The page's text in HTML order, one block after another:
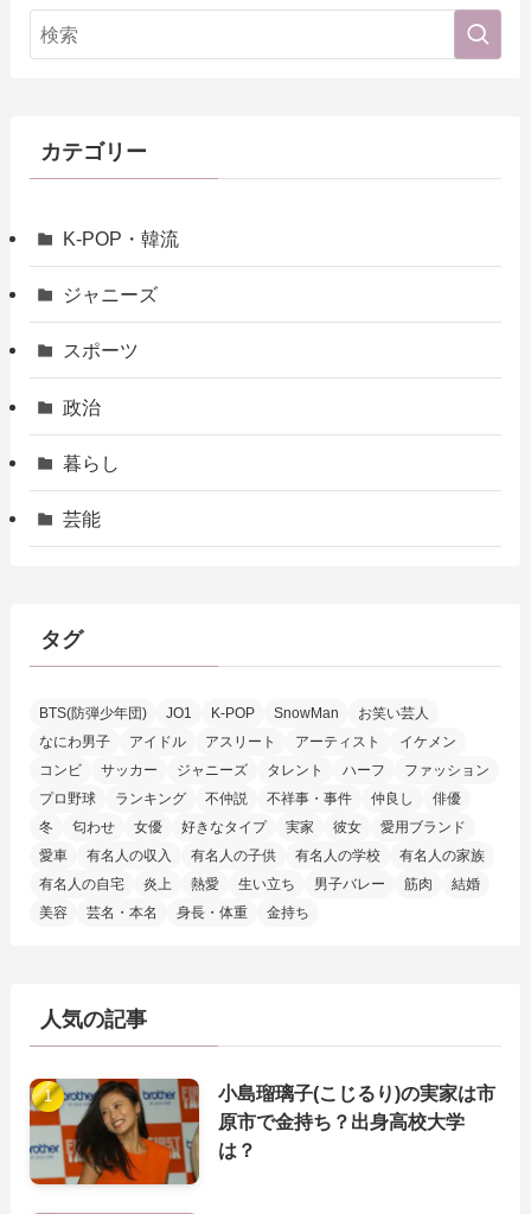
カテゴリー
K-POP・韓流
ジャニーズ
スポーツ
政治
暮らし
芸能
タグ
BTS(防弾少年団) JO1 K-POP SnowMan
お笑い芸人
なにわ男子
アイドル アスリート アーティスト
イケメン
コンビ
サッカー ジャニーズ タレント ハーフ
ファッション
プロ野球
ランキング 不仲説 不祥事・事件 仲良し
俳優
冬
匂わせ 女優 好きなタイプ 実家 彼女
愛用ブランド
愛車
有名人の収入 有名人の子供 有名人の学校
有名人の家族
有名人の自宅
炎上 熱愛 生い立ち 男子バレー 筋肉
結婚
美容
芸名・本名 身長・体重 金持ち
人気の記事
小島瑠璃子(こじるり)の実家は市
原市で金持ち？出身高校大学
は？